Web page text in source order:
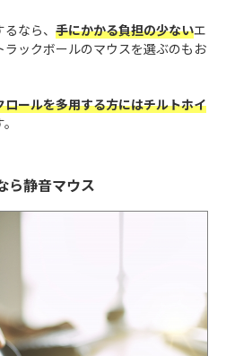
なら、 手にかかる負担の少ないエ
ックボールのマウスを選ぶのもお
ロールを多用する方にはチルトホイ
ら静音マウス